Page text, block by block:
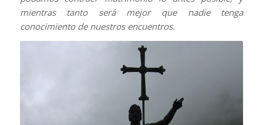
mientras tanto será mejor que nadie tenga
conocimiento de nuestros encuentros.